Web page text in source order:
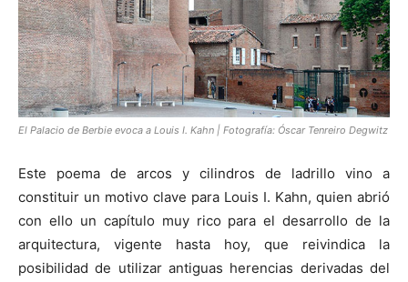
El Palacio de Berbie evoca a Louis I. Kahn | Fotografía: Óscar Tenreiro Degwitz
Este poema de arcos y cilindros de ladrillo vino a
constituir un motivo clave para Louis I. Kahn, quien abrió
con ello un capítulo muy rico para el desarrollo de la
arquitectura, vigente hasta hoy, que reivindica la
posibilidad de utilizar antiguas herencias derivadas del